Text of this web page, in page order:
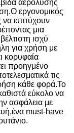
αερόλυσης
εργονομικός
να επιτύχουν
μια
ισχύ
για χρήση με
κορυφαία
προηγμένο
τις
κάθε φορά.Το
εύκολο να
ασφάλεια με
must-have